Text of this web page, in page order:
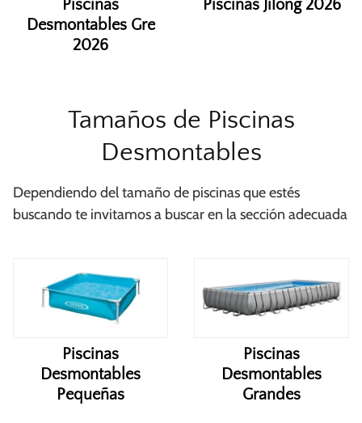
Piscinas
Desmontables Gre
2026
Piscinas Jilong 2026
Tamaños de Piscinas
Desmontables
Dependiendo del tamaño de piscinas que estés
buscando te invitamos a buscar en la sección adecuada
Piscinas
Desmontables
Pequeñas
Piscinas
Desmontables
Grandes